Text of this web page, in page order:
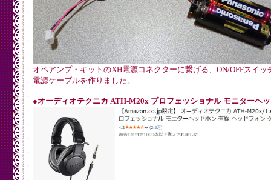
	SPI2.begin(SPI2_SCK, SPI2_MISO, SPI2_MOSI, -1);
	pinMode(SPI2_CS, OUTPUT);
	if (!SD.begin(SPI2_CS, SPI2, SDSPEED)) {
		Serial0.printf("initialization failed!\n");
		while(1);
	}
	Serial0.printf("initialization done.\n");
void playMP3(char* fileName)
uint8_t mp3DataBuffer[32]; //Buffer of 32 bytes.
	Serial0.printf("trackName = %s\n",fileName);
オペアンプ・キットのXH電源コネクターに繋げる、ON/OFFスイッ
電源ケーブルを作りました。
●オーディオテクニカ ATH-M20x プロフェッショナル モニターヘ